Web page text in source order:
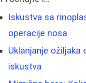
Iskustva sa
operacije nosa
Uklanjanje ožiljaka
iskustva